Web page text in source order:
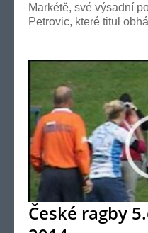
Markétě, své výsadní
Petrovic, které titul
České ragby